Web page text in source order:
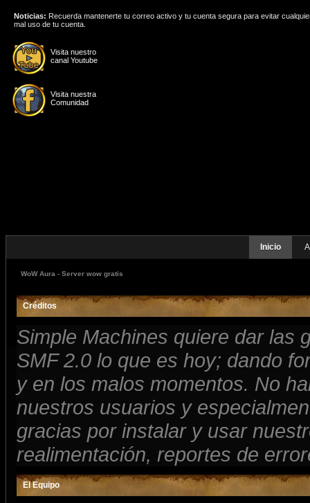
Visita nuestro
canal Youtube
Visita nuestra
Comunidad
Noticias: Recuerda mantenerte tu correo activo y tu cuenta segura para evitar
mal uso de tu cuenta.
Inicio
WoW Aura - Server wow gratis
Créditos
Simple Machines quiere dar las
SMF 2.0 lo que es hoy; dando
y en los malos momentos. No
nuestros usuarios y
gracias por instalar y usar
realimentación, reportes de
El Equipo